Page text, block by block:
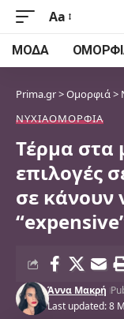
Font
Resizer
Aa
ΜΌΔΑ
Prima.gr>Ομορφιά>
ΝΎΧΙΑΟΜΟΡΦΙΆ
Τέρμα στα
επιλογές
σε κάνουν
Last updated: 8
Άννα Μακρή